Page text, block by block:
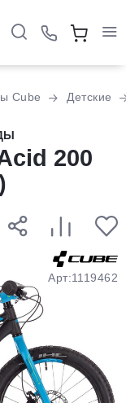
Cube Детские
200
Арт:1119462